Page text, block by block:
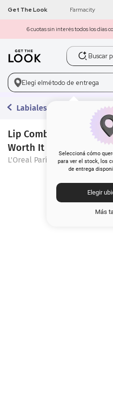
Get The Look Farmacity
6 cuotas sin interés todos los días
Buscar productos
Elegí elmétodo de entrega
Seleccioná cómo
para ver el stock, los
de entrega
Elegir
Más
Labiales Líquidos
Lip Combo L'Oréal
Worth It + CR Lip Liner
L'Oreal París
1 get the look
2 máscara pestañas
3.
5. corrector